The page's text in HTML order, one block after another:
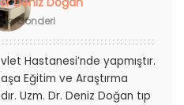
Gönderi
Hastanesi’nde yapmıştır.
Eğitim ve Araştırma
Uzm. Dr. Deniz Doğan tıp